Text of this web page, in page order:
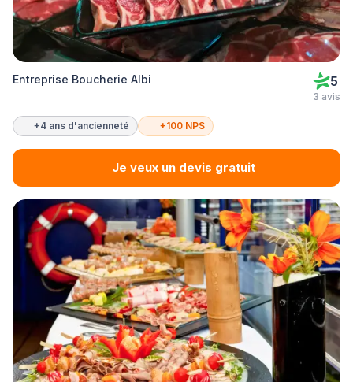
Entreprise Boucherie Albi 5
3 avis
+4 ans d'ancienneté +100 NPS
Je veux un devis gratuit